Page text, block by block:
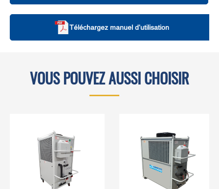
Téléchargez manuel d'utilisation
VOUS POUVEZ AUSSI CHOISIR